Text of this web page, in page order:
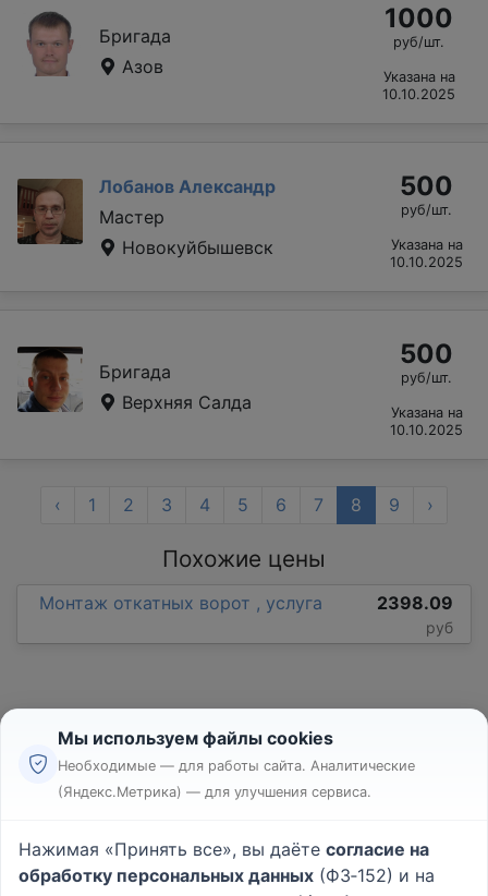
Бригада
Азов
1000
руб/шт.
Указана на
10.10.2025
Лобанов Александр
Мастер
Новокуйбышевск
500
руб/шт.
Указана на
10.10.2025
Бригада
Верхняя Салда
500
руб/шт.
Указана на
10.10.2025
‹ 1 2 3 4 5 6 7 8 9 ›
Похожие цены
Монтаж откатных ворот , услуга 2398.09
руб
Реклама
Пользовательское соглашение
Политика конфиденциальности
Мы используем файлы cookies
Необходимые — для работы сайта. Аналитические
(Яндекс.Метрика) — для улучшения сервиса.
Нажимая «Принять все», вы даёте согласие на
обработку персональных данных (ФЗ‑152) и на